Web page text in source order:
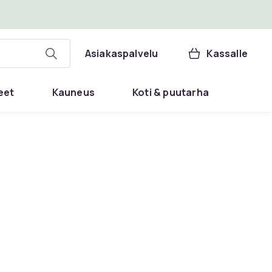
Asiakaspalvelu Kassalle
Kauneus Koti & puutarha